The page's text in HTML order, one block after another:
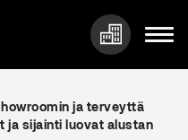
ja terveyttä
ja sijainti luovat alustan